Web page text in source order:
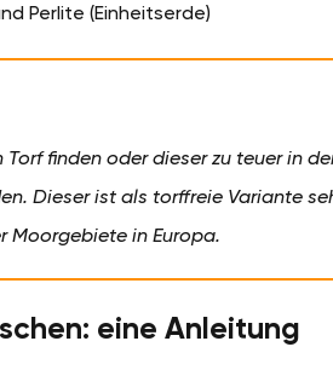
Perlite (Einheitserde)
Torf finden oder dieser zu teuer in
Dieser ist als torffreie Variante
Moorgebiete in Europa.
eine Anleitung